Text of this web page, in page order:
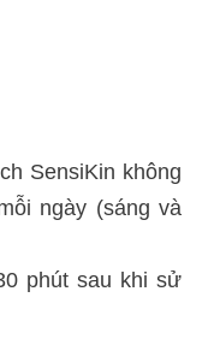
SensiKin không
ngày (sáng và
phút sau khi sử